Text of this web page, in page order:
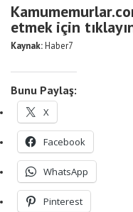
etmek için
Kaynak:Haber7
Bunu Paylaş:
X
Facebook
WhatsApp
Pinterest